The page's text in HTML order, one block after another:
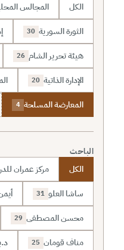
الكل المجالس
الثورة السورية 30
هيئة تحرير الشام 26
الإدارة الذاتية 20
المعارضة المسلحة 4
الباحث
الكل مركز عمران
ساشا العلو 31
محسن المصطفى 29
مناف قومان 25